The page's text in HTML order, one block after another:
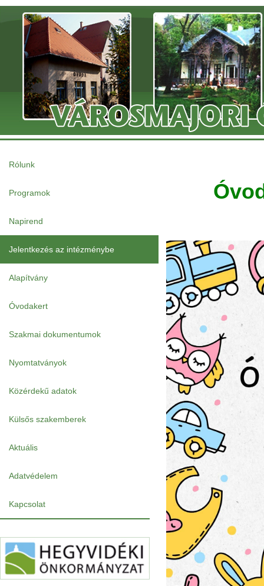
Rólunk
Programok
Napirend
Jelentkezés az intézménybe
Alapítvány
Óvodakert
Szakmai dokumentumok
Nyomtatványok
Közérdekű adatok
Külsős szakemberek
Aktuális
Adatvédelem
Kapcsolat